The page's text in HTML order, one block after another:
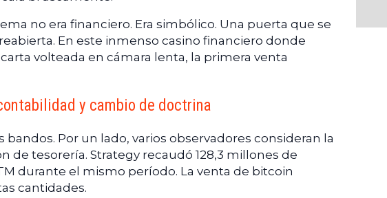
no era financiero. Era simbólico. Una puerta que se
En este inmenso casino financiero donde
volteada en cámara lenta, la primera venta
y cambio de doctrina
Por un lado, varios observadores consideran la
de tesorería. Strategy recaudó 128,3 millones de
durante el mismo período. La venta de bitcoin
cantidades.